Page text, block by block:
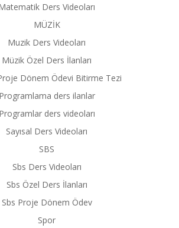
Ders Videoları
MÜZİK
Muzik Ders Videoları
Müzik Özel Ders İlanları
Dönem Ödevi Bitirme Tezi
Programlama ders ilanlar
Programlar ders videoları
Sayısal Ders Videoları
SBS
Sbs Ders Videoları
Sbs Özel Ders İlanları
Sbs Proje Dönem Ödev
Spor